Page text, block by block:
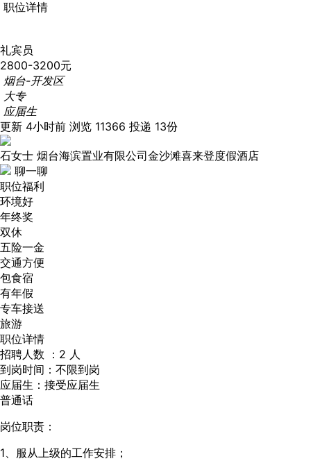
职位详情
礼宾员
2800-3200元
烟台-开发区
大专
应届生
更新 4小时前 浏览 11366 投递 13份
石女士 烟台海滨置业有限公司金沙滩喜来登度假酒店
聊一聊
职位福利
环境好
年终奖
双休
五险一金
交通方便
包食宿
有年假
专车接送
旅游
职位详情
招聘人数 ：2 人
到岗时间：不限到岗
应届生：接受应届生
普通话
岗位职责：
1、服从上级的工作安排；